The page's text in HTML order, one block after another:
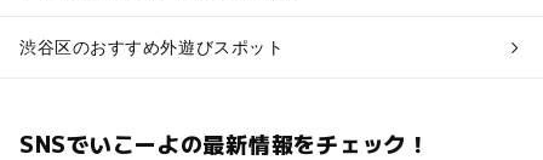
渋谷区のおすすめ外遊びスポット
SNSでいこーよの最新情報をチェック！